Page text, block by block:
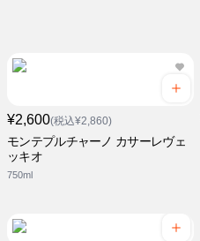
¥2,600(税込¥2,860)
モンテプルチャーノ カサーレヴェ
ッキオ
750ml